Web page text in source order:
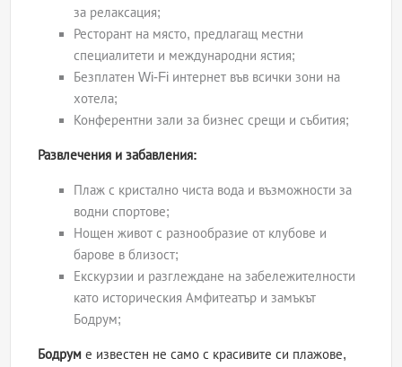
за релаксация;
Ресторант на място, предлагащ местни
специалитети и международни ястия;
Безплатен Wi-Fi интернет във всички зони на
хотела;
Конферентни зали за бизнес срещи и събития;
Развлечения и забавления:
Плаж с кристално чиста вода и възможности за
водни спортове;
Нощен живот с разнообразие от клубове и
барове в близост;
Екскурзии и разглеждане на забележителности
като историческия Амфитеатър и замъкът
Бодрум;
Бодрум е известен не само с красивите си плажове,